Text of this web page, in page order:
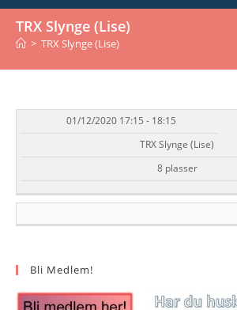
TRX Slynge (Lise)
> TRX Slynge (Lise)
DATO/TID EVENT TILGJENGELIGHET
01/12/2020 17:15 - 18:15
TRX Slynge (Lise)
8 plasser
Bli Medlem!